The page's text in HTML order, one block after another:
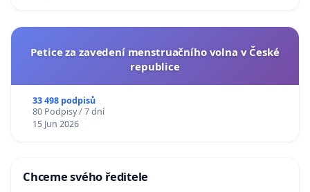
Petice za zavedení menstruačního volna v České
republice
33 498 podpisů
80 Podpisy / 7 dní
15 Jun 2026
Chceme svého ředitele